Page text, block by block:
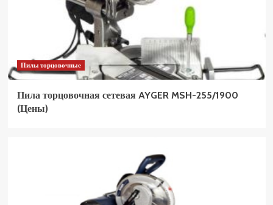
Пилы торцовочные
Пила торцовочная сетевая AYGER MSH-255/1900
(Цены)